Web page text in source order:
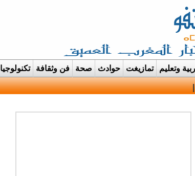
وتعليم تمازيغت حوادث صحة فن وثقافة تكنولوجيا
نواسيف بتارودانت تتحول الى عرس ايماني مهيب |